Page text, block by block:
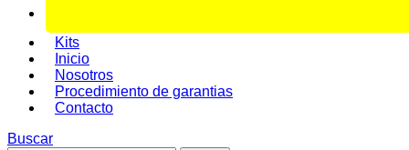
Kits
Inicio
Nosotros
Procedimiento de garantias
Contacto
Buscar